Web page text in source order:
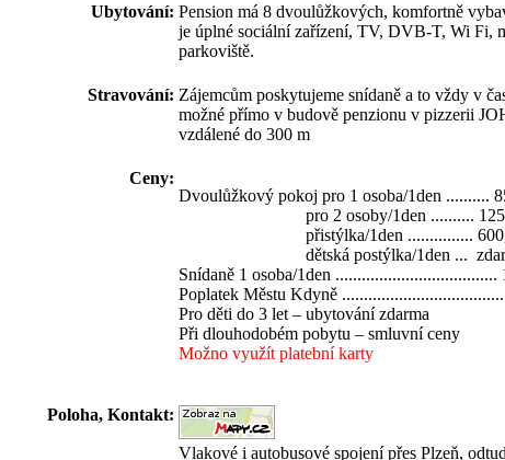
Ubytování: Pension má 8 dvoulůžkových, komfortně
je úplné sociální zařízení, TV, DVB-T, Wi Fi,
parkoviště.
Stravování: Zájemcům poskytujeme snídaně a to vždy v
možné přímo v budově penzionu v pizzerii
vzdálené do 300 m
Ceny:
Dvoulůžkový pokoj pro 1 osoba/1den ..........
pro 2 osoby/1den .......... 1250,-
přistýlka/1den ............... 600,- Kč
dětská postýlka/1den ... zdarma
Snídaně 1 osoba/1den .....................................
Poplatek Městu Kdyně
Pro děti do 3 let – ubytování zdarma
Při dlouhodobém pobytu – smluvní ceny
Možno využít platební karty
Poloha, Kontakt:
Vlakové i autobusové spojení přes Plzeň,